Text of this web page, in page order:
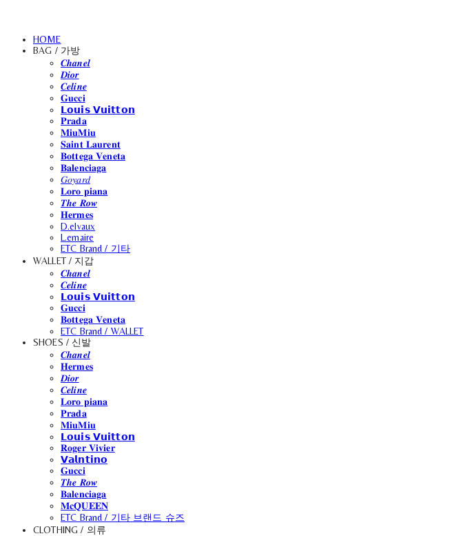
HOME
BAG / 가방
𝑪𝒉𝒂𝒏𝒆𝒍
𝑫𝒊𝒐𝒓
𝑪𝒆𝒍𝒊𝒏𝒆
𝐆𝐮𝐜𝐜𝐢
𝗟𝗼𝘂𝗶𝘀 𝗩𝘂𝗶𝘁𝘁𝗼𝗻
𝐏𝐫𝐚𝐝𝐚
𝐌𝐢𝐮𝐌𝐢𝐮
𝐒𝐚𝐢𝐧𝐭 𝐋𝐚𝐮𝐫𝐞𝐧𝐭
𝐁𝐨𝐭𝐭𝐞𝐠𝐚 𝐕𝐞𝐧𝐞𝐭𝐚
𝐁𝐚𝐥𝐞𝐧𝐜𝐢𝐚𝐠𝐚
𝐺𝑜𝑦𝑎𝑟𝑑
𝐋𝐨𝐫𝐨 𝐩𝐢𝐚𝐧𝐚
𝑻𝒉𝒆 𝑹𝒐𝒘
𝐇𝐞𝐫𝐦𝐞𝐬
D.elvaux
L.emaire
ETC Brand / 기타
WALLET / 지갑
𝑪𝒉𝒂𝒏𝒆𝒍
𝑪𝒆𝒍𝒊𝒏𝒆
𝗟𝗼𝘂𝗶𝘀 𝗩𝘂𝗶𝘁𝘁𝗼𝗻
𝐆𝐮𝐜𝐜𝐢
𝐁𝐨𝐭𝐭𝐞𝐠𝐚 𝐕𝐞𝐧𝐞𝐭𝐚
ETC Brand / WALLET
SHOES / 신발
𝑪𝒉𝒂𝒏𝒆𝒍
𝐇𝐞𝐫𝐦𝐞𝐬
𝑫𝒊𝒐𝒓
𝑪𝒆𝒍𝒊𝒏𝒆
𝐋𝐨𝐫𝐨 𝐩𝐢𝐚𝐧𝐚
𝐏𝐫𝐚𝐝𝐚
𝐌𝐢𝐮𝐌𝐢𝐮
𝗟𝗼𝘂𝗶𝘀 𝗩𝘂𝗶𝘁𝘁𝗼𝗻
𝐑𝐨𝐠𝐞𝐫 𝐕𝐢𝐯𝐢𝐞𝐫
𝗩𝗮𝗹𝗻𝘁𝗶𝗻𝗼
𝐆𝐮𝐜𝐜𝐢
𝑻𝒉𝒆 𝑹𝒐𝒘
𝐁𝐚𝐥𝐞𝐧𝐜𝐢𝐚𝐠𝐚
𝐌𝐜𝐐𝐔𝐄𝐄𝐍
ETC Brand / 기타 브랜드 슈즈
CLOTHING / 의류